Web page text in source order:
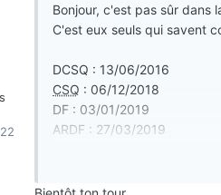
Bonjour, c'est pas sûr dans
C'est eux seuls qui savent
DCSQ : 13/06/2016
CSQ : 06/12/2018
DF : 03/01/2019
ARDF : 27/03/2019
VM: xx/xx/xxxx